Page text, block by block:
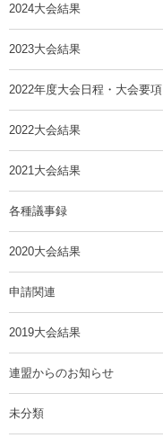
2024大会結果
2023大会結果
2022年度大会日程・大会要項
2022大会結果
2021大会結果
各種議事録
2020大会結果
申請関連
2019大会結果
連盟からのお知らせ
未分類